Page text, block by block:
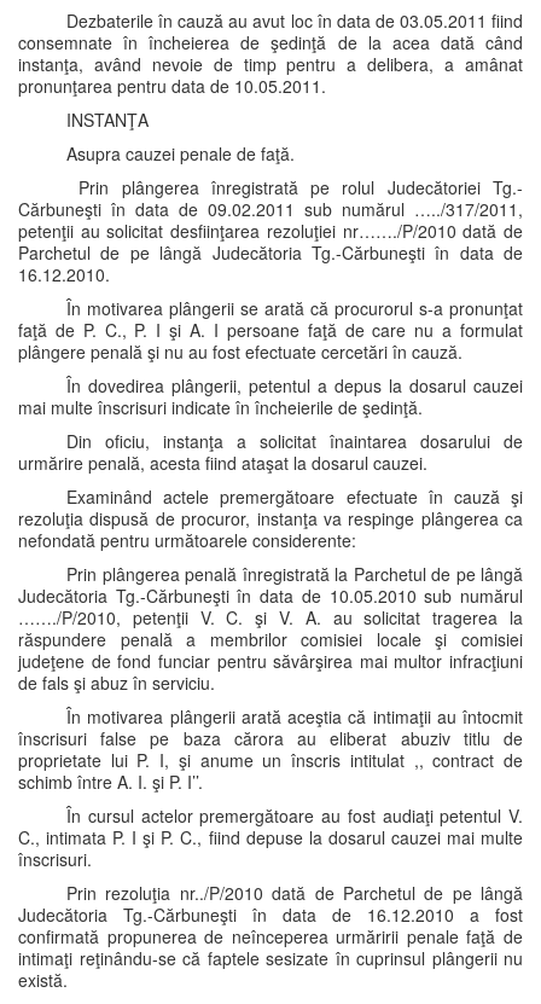
Dezbaterile în cauză au avut loc în data de 03.05.2011 fiind
consemnate în încheierea de şedinţă de la acea dată când
instanţa, având nevoie de timp pentru a delibera, a amânat
pronunţarea pentru data de 10.05.2011.
INSTANŢA
Asupra cauzei penale de faţă.
Prin plângerea înregistrată pe rolul Judecătoriei Tg.-
Cărbuneşti în data de 09.02.2011 sub numărul …../317/2011,
petenţii au solicitat desfiinţarea rezoluţiei nr……./P/2010 dată de
Parchetul de pe lângă Judecătoria Tg.-Cărbuneşti în data de
16.12.2010.
În motivarea plângerii se arată că procurorul s-a pronunţat
faţă de P. C., P. I şi A. I persoane faţă de care nu a formulat
plângere penală şi nu au fost efectuate cercetări în cauză.
În dovedirea plângerii, petentul a depus la dosarul cauzei
mai multe înscrisuri indicate în încheierile de şedinţă.
Din oficiu, instanţa a solicitat înaintarea dosarului de
urmărire penală, acesta fiind ataşat la dosarul cauzei.
Examinând actele premergătoare efectuate în cauză şi
rezoluţia dispusă de procuror, instanţa va respinge plângerea ca
nefondată pentru următoarele considerente:
Prin plângerea penală înregistrată la Parchetul de pe lângă
Judecătoria Tg.-Cărbuneşti în data de 10.05.2010 sub numărul
……./P/2010, petenţii V. C. şi V. A. au solicitat tragerea la
răspundere penală a membrilor comisiei locale şi comisiei
judeţene de fond funciar pentru săvârşirea mai multor infracţiuni
de fals şi abuz în serviciu.
În motivarea plângerii arată aceştia că intimaţii au întocmit
înscrisuri false pe baza cărora au eliberat abuziv titlu de
proprietate lui P. I, şi anume un înscris intitulat ,, contract de
schimb între A. I. şi P. I’’.
În cursul actelor premergătoare au fost audiaţi petentul V.
C., intimata P. I şi P. C., fiind depuse la dosarul cauzei mai multe
înscrisuri.
Prin rezoluţia nr../P/2010 dată de Parchetul de pe lângă
Judecătoria Tg.-Cărbuneşti în data de 16.12.2010 a fost
confirmată propunerea de neînceperea urmăririi penale faţă de
intimaţi reţinându-se că faptele sesizate în cuprinsul plângerii nu
există.